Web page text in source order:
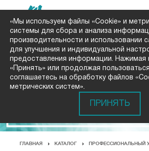
ГЛАВНАЯ КАТАЛОГ ПРОФЕССИОНАЛЬНЫЙ
«Мы используем файлы «Cookie» и
системы для сбора и анализа
производительности и использовании
для улучшения и индивидуальной
предоставления информации. Нажимая
«Принять» или продолжая
соглашаетесь на обработку файлов
метрических систем».
ПРИНЯТЬ